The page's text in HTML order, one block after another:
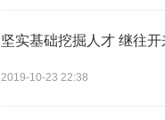
坚实基础挖掘人才 继往
2019-10-23 22:38